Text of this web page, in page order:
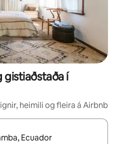
gistiaðstaða í
heimili og fleira á Airbnb
skaltu nota upp og niður